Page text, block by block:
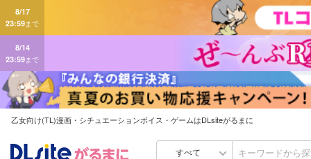
8/14
23:59まで
乙女向け(TL)漫画・シチュエーションボイス・ゲームはDLsiteがるまに
すべて